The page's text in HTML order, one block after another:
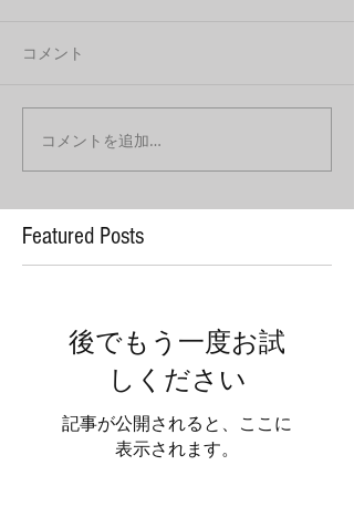
コメント
コメントを追加…
Featured Posts
後でもう一度お試
しください
記事が公開されると、ここに
表示されます。